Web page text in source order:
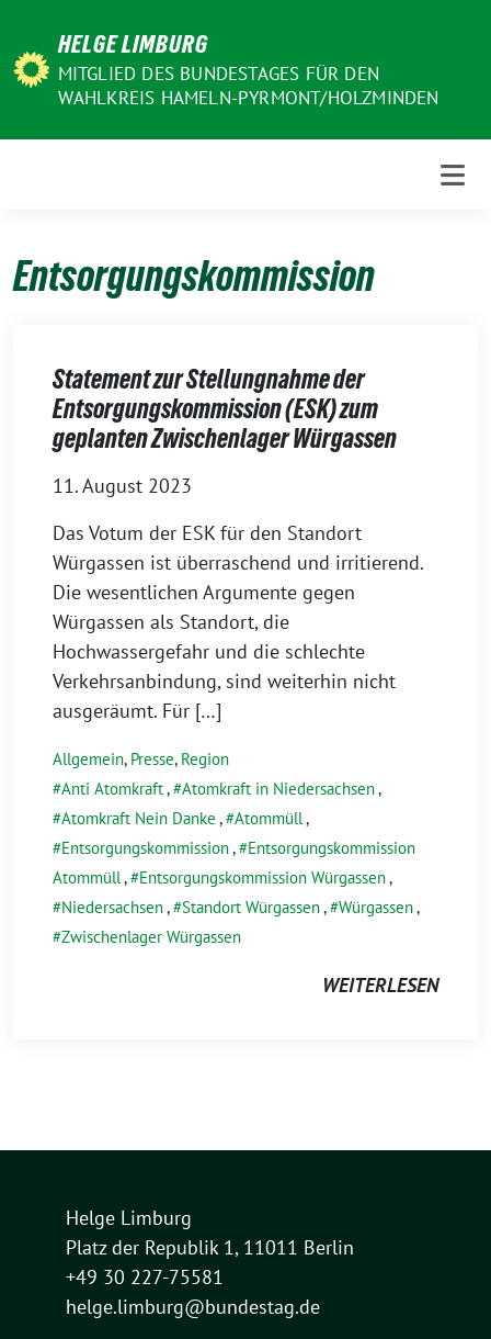
Inhalt
HELGE LIMBURG
MITGLIED DES BUNDESTAGES FÜR DEN
WAHLKREIS HAMELN-PYRMONT/HOLZMINDEN
Entsorgungskommission
Statement zur Stellungnahme der
Entsorgungskommission (ESK) zum
geplanten Zwischenlager Würgassen
11. August 2023
Das Votum der ESK für den Standort
Würgassen ist überraschend und irritierend.
Die wesentlichen Argumente gegen
Würgassen als Standort, die
Hochwassergefahr und die schlechte
Verkehrsanbindung, sind weiterhin nicht
ausgeräumt. Für […]
Allgemein, Presse, Region
Anti Atomkraft, Atomkraft in Niedersachsen,
Atomkraft Nein Danke , Atommüll,
Entsorgungskommission,
Entsorgungskommission
Atommüll, Entsorgungskommission Würgassen,
Niedersachsen, Standort Würgassen, Würgassen,
Zwischenlager Würgassen
WEITERLESEN
Helge Limburg
Platz der Republik 1, 11011 Berlin
+49 30 227-75581
helge.limburg@bundestag.de